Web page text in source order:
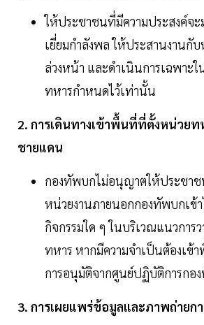
ให้ประชาชนที่มีความประสงค์จะ
เยี่ยมกำลังพล ให้ประสานงานกั
ล่วงหน้า และดำเนินการเฉพา
ทหารกำหนดไว้เท่านั้น
2. การเดินทางเข้าพื้นที่ที่ตั้งหน่วยท
ชายแดน
กองทัพบกไม่อนุญาตให้ประชา
หน่วยงานภายนอกกองทัพบกเข้
กิจกรรมใด ๆ ในบริเวณแนวการ
ทหาร หากมีความจำเป็นต้องเข้
การอนุมัติจากศูนย์ปฏิบัติการก
3. การเผยแพร่ข้อมูลและภาพถ่ายก